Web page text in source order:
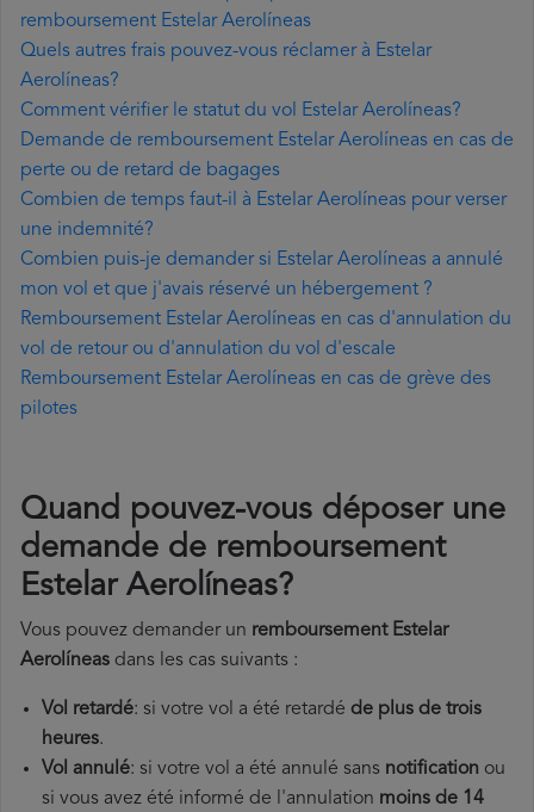
remboursement Estelar Aerolíneas
Quels autres frais pouvez-vous réclamer à Estelar
Aerolíneas?
Comment vérifier le statut du vol Estelar Aerolíneas?
Demande de remboursement Estelar Aerolíneas en cas de
perte ou de retard de bagages
Combien de temps faut-il à Estelar Aerolíneas pour verser
une indemnité?
Combien puis-je demander si Estelar Aerolíneas a annulé
mon vol et que j'avais réservé un hébergement ?
Remboursement Estelar Aerolíneas en cas d'annulation du
vol de retour ou d'annulation du vol d'escale
Remboursement Estelar Aerolíneas en cas de grève des
pilotes
Quand pouvez-vous déposer une
demande de remboursement
Estelar Aerolíneas?
Vous pouvez demander un remboursement Estelar
Aerolíneas dans les cas suivants :
Vol retardé: si votre vol a été retardé de plus de trois
heures.
Vol annulé: si votre vol a été annulé sans notification ou
si vous avez été informé de l'annulation moins de 14